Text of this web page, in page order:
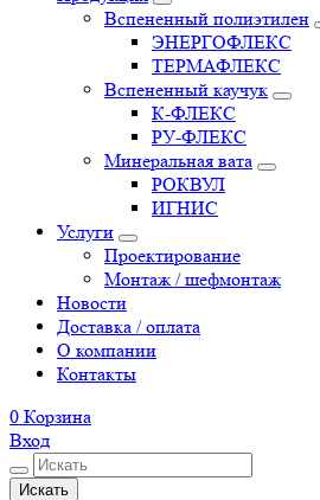
Вспененный полиэтилен
ЭНЕРГОФЛЕКС
ТЕРМАФЛЕКС
Вспененный каучук
К-ФЛЕКС
РУ-ФЛЕКС
Минеральная вата
РОКВУЛ
ИГНИС
Услуги
Проектирование
Монтаж / шефмонтаж
Новости
Доставка / оплата
О компании
Контакты
0 Корзина
Вход
Искать